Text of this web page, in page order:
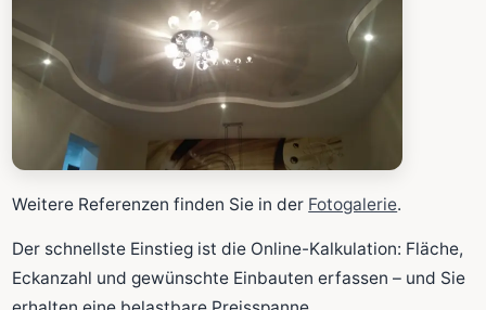
Weitere Referenzen finden Sie in der Fotogalerie.
Der schnellste Einstieg ist die Online-Kalkulation: Fläche,
Eckanzahl und gewünschte Einbauten erfassen – und Sie